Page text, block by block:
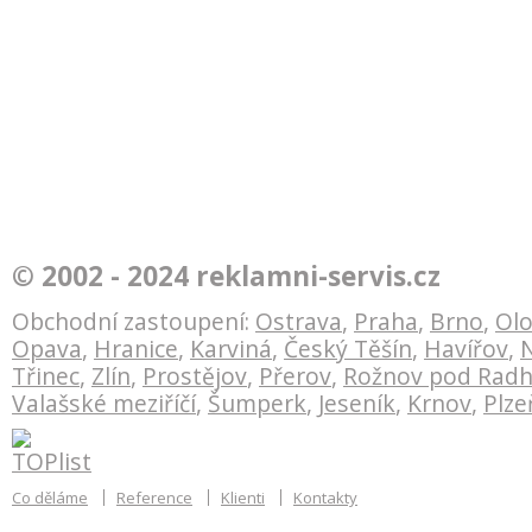
© 2002 - 2024 reklamni-servis.cz
Obchodní zastoupení: Ostrava, Praha, Brno,
Opava, Hranice, Karviná, Český Těšín, Havířov,
Třinec, Zlín, Prostějov, Přerov, Rožnov pod
Valašské meziříčí, Šumperk, Jeseník, Krnov,
Co děláme Reference Klienti Kontakty